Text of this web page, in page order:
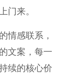
门来。
情感联系，
文案，每一
续的核心价